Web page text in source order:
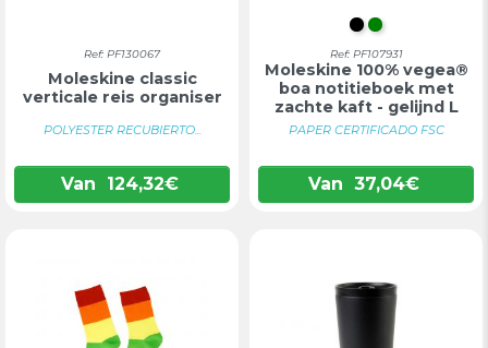
Ref: PF130067
Moleskine classic
verticale reis organiser
POLYESTER RECUBIERTO...
Van 124,32€
INTENS
GROEN
Ref: PF107931
Moleskine 100% vegea®
boa notitieboek met
zachte kaft - gelijnd L
PAPER CERTIFICADO FSC
Van 37,04€